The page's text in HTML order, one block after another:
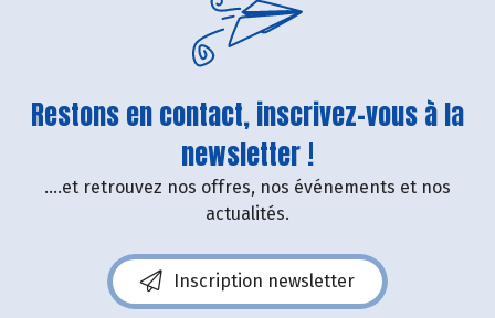
Restons en contact, inscrivez-vous à la
newsletter !
....et retrouvez nos offres, nos événements et nos
actualités.
Inscription newsletter